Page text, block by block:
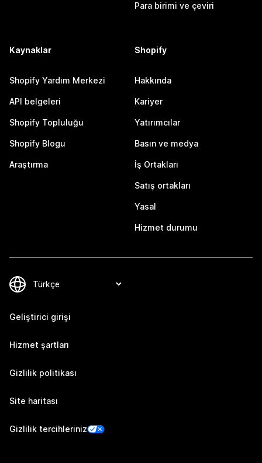
Para birimi ve çeviri
Kaynaklar
Shopify Yardım Merkezi
API belgeleri
Shopify Topluluğu
Shopify Blogu
Araştırma
Shopify
Hakkında
Kariyer
Yatırımcılar
Basın ve medya
İş Ortakları
Satış ortakları
Yasal
Hizmet durumu
Geliştirici girişi
Hizmet şartları
Gizlilik politikası
Site haritası
Gizlilik tercihleriniz